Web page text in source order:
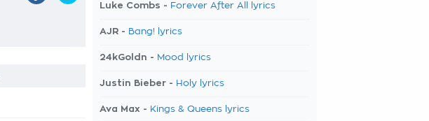
Luke Combs - Forever After All lyrics
AJR - Bang! lyrics
24kGoldn - Mood lyrics
Justin Bieber - Holy lyrics
Ava Max - Kings & Queens lyrics